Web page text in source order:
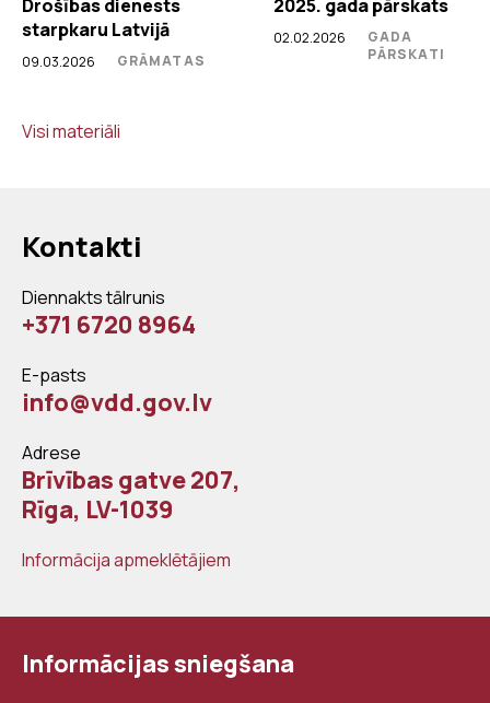
Visi materiāli
Drošības dienests
starpkaru Latvijā
09.03.2026 GRĀMATAS
2025. gada pārskats
02.02.2026
GADA
PĀRSKATI
Kontakti
Diennakts tālrunis
+371 6720 8964
E-pasts
info@vdd.gov.lv
Adrese
Brīvības gatve 207,
Rīga, LV-1039
Informācija apmeklētājiem
Informācijas sniegšana